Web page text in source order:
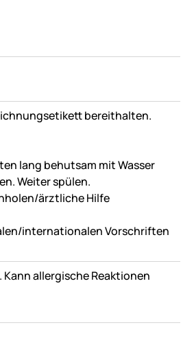
bereithalten.
lang behutsam mit Wasser
Weiter spülen.
ärztliche Hilfe
internationalen Vorschriften
allergische Reaktionen